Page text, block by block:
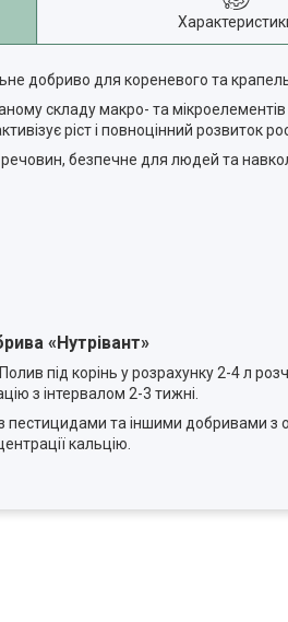
добриво для кореневого та
складу макро- та
ріст і повноцінний
речовин, безпечне для людей та
«Нутрівант»
під корінь у розрахунку 2-4 л
з інтервалом 2-3 тижні.
та іншими добривами з
кальцію.